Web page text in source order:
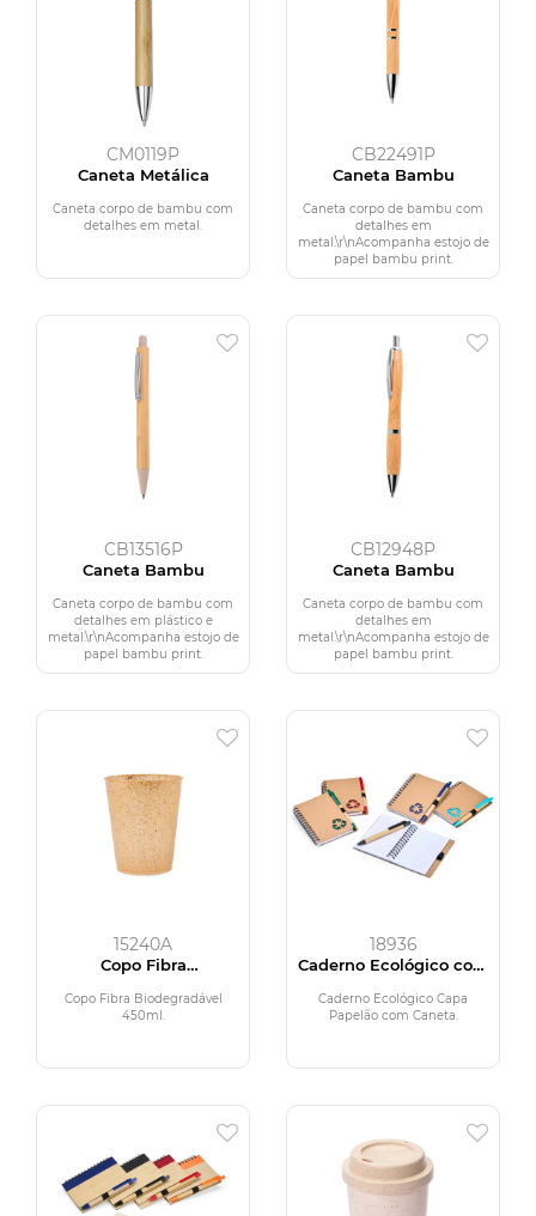
CM0119P
Caneta Metálica
Caneta corpo de bambu com
detalhes em metal.
CB22491P
Caneta Bambu
Caneta corpo de bambu com
detalhes em
metal.\r\nAcompanha estojo de
papel bambu print.
CB13516P
Caneta Bambu
Caneta corpo de bambu com
detalhes em plástico e
metal.\r\nAcompanha estojo de
papel bambu print.
CB12948P
Caneta Bambu
Caneta corpo de bambu com
detalhes em
metal.\r\nAcompanha estojo de
papel bambu print.
15240A
Copo Fibra
Copo Fibra Biodegradável
450ml.
18936
Caderno Ecológico com
Caderno Ecológico Capa
Papelão com Caneta.